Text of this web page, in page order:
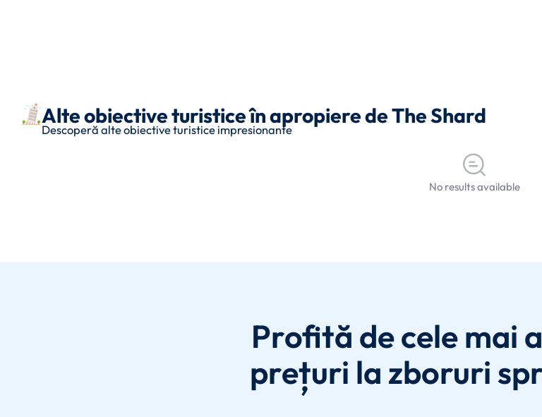
Alte obiective turistice în apropiere de The Shard
Descoperă alte obiective turistice impresionante
No results available
Profită de cele mai
prețuri la zboruri